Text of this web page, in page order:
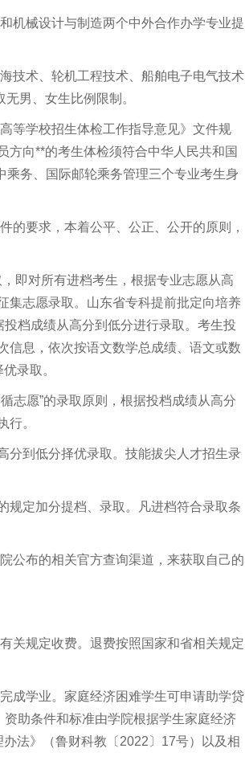
机械设计与制造两个中外合作办学专业提
技术、轮机工程技术、船舶电子电气技术
男、女生比例限制。
等学校招生体检工作指导意见》文件规
方向**的考生体检须符合中华人民共和国
务、国际邮轮乘务管理三个专业考生身
的要求，本着公平、公正、公开的原则，
即对所有进档考生，根据专业志愿从高
集志愿录取。山东省专科提前批定向培养
档成绩从高分到低分进行录取。考生投
信息，依次按语文数学总成绩、语文或数
录取。
志愿”的录取原则，根据投档成绩从高分
行。
分到低分择优录取。技能拔尖人才招生录
规定加分提档、录取。凡进档符合录取条
公布的相关官方查询渠道，来获取自己的
关规定收费。退费按照国家和省相关规定
成学业。家庭经济困难学生可申请助学贷
助条件和标准由学院根据学生家庭经济
法》（鲁财科教〔2022〕17号）以及相